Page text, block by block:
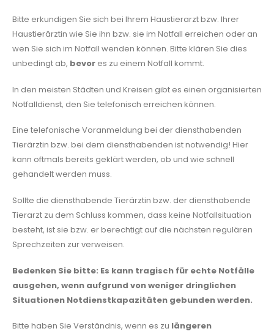
Bitte erkundigen Sie sich bei Ihrem Haustierarzt bzw. Ihrer
Haustierärztin wie Sie ihn bzw. sie im Notfall erreichen oder an
wen Sie sich im Notfall wenden können. Bitte klären Sie dies
unbedingt ab, bevor es zu einem Notfall kommt.
In den meisten Städten und Kreisen gibt es einen organisierten
Notfalldienst, den Sie telefonisch erreichen können.
Eine telefonische Voranmeldung bei der diensthabenden
Tierärztin bzw. bei dem diensthabenden ist notwendig! Hier
kann oftmals bereits geklärt werden, ob und wie schnell
gehandelt werden muss.
Sollte die diensthabende Tierärztin bzw. der diensthabende
Tierarzt zu dem Schluss kommen, dass keine Notfallsituation
besteht, ist sie bzw. er berechtigt auf die nächsten regulären
Sprechzeiten zur verweisen.
Bedenken Sie bitte: Es kann tragisch für echte Notfälle
ausgehen, wenn aufgrund von weniger dringlichen
Situationen Notdienstkapazitäten gebunden werden.
Bitte haben Sie Verständnis, wenn es zu längeren